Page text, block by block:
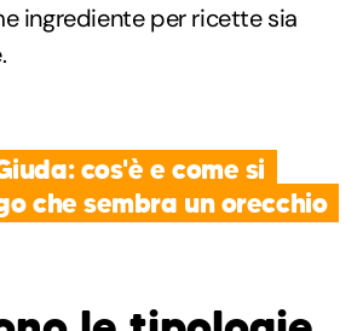
ingrediente per ricette sia
cos'è e come si
che sembra un orecchio